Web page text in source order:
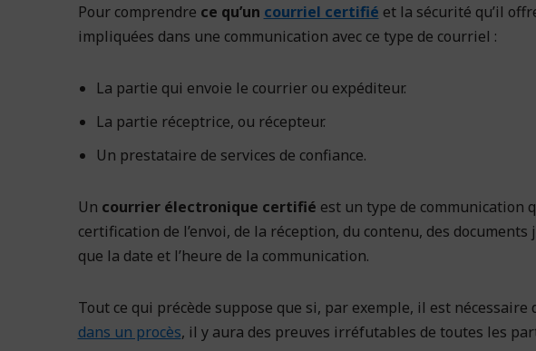
Pour comprendre ce qu’un courriel certifié et la sécurité qu’il
impliquées dans une communication avec ce type de courriel :
La partie qui envoie le courrier ou expéditeur.
La partie réceptrice, ou récepteur.
Un prestataire de services de confiance.
Un courrier électronique certifié est un type de communication
certification de l’envoi, de la réception, du contenu, des
que la date et l’heure de la communication.
Tout ce qui précède suppose que si, par exemple, il est nécessaire
dans un procès, il y aura des preuves irréfutables de toutes les